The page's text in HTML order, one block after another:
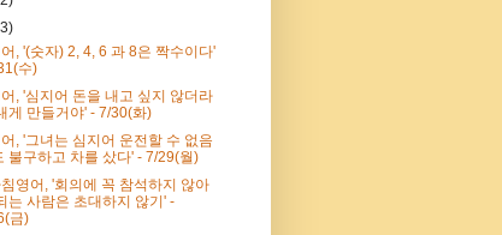
, '(숫자) 2, 4, 6 과 8은 짝수이다'
수)
, '심지어 돈을 내고 싶지 않더라
게 만들거야' - 7/30(화)
, '그녀는 심지어 운전할 수 없음
불구하고 차를 샀다' - 7/29(월)
영어, '회의에 꼭 참석하지 않아
는 사람은 초대하지 않기' -
금)